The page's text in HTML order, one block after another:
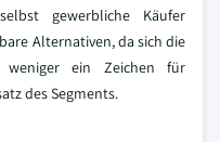
gewerbliche Käufer
Alternativen, da sich die
weniger ein Zeichen für
des Segments.